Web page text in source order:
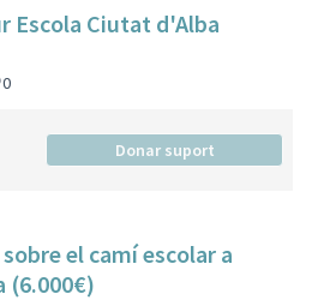
Escola Ciutat d'Alba
0
Donar suport
el camí escolar a
(6.000€)